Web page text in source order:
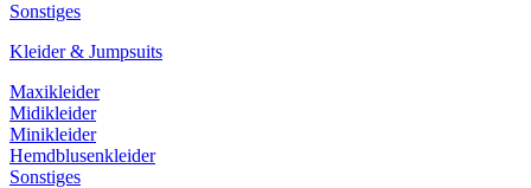
Sonstiges
Kleider & Jumpsuits
Maxikleider
Midikleider
Minikleider
Hemdblusenkleider
Sonstiges